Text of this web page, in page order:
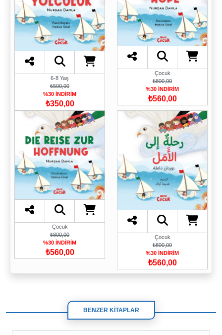
6-8 Yaş
₺500,00
%30 İNDİRİM
₺350,00
Çocuk
₺800,00
%30 İNDİRİM
₺560,00
Çocuk
₺800,00
%30 İNDİRİM
₺560,00
Çocuk
₺800,00
%30 İNDİRİM
₺560,00
BENZER KİTAPLAR